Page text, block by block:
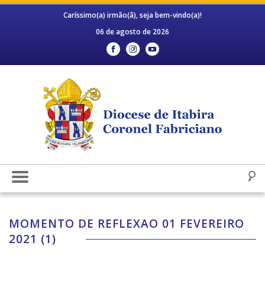
Caríssimo(a) irmão(ã), seja bem-vindo(a)!
06 de agosto de 2026
MOMENTO DE REFLEXAO 01 FEVEREIRO
2021 (1)